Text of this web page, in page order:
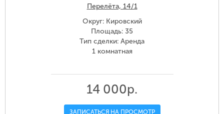
Перелёта, 14/1
Округ: Кировский
Площадь: 35
Тип сделки: Аренда
1 комнатная
14 000р.
ЗАПИСАТЬСЯ НА ПРОСМОТР